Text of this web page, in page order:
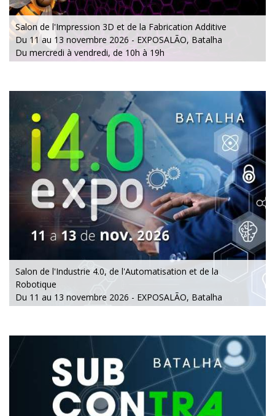
Salon de l'Impression 3D et de la Fabrication Additive
Du 11 au 13 novembre 2026 - EXPOSALÃO, Batalha
Du mercredi à vendredi, de 10h à 19h
Salon de l'Industrie 4.0, de l'Automatisation et de la
Robotique
Du 11 au 13 novembre 2026 - EXPOSALÃO, Batalha
Du mercredi à vendredi, de 10h à 19h